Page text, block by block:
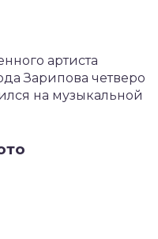
артиста
Зарипова четверо
на музыкальной